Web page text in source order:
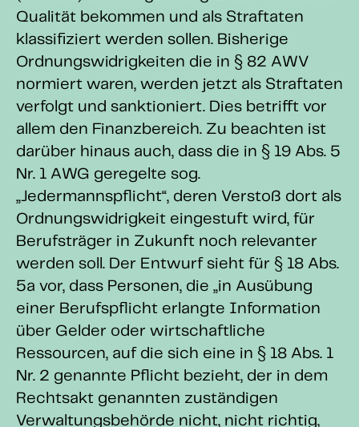
Qualität bekommen und als Straftaten
klassifiziert werden sollen. Bisherige
Ordnungswidrigkeiten die in § 82 AWV
normiert waren, werden jetzt als Straftaten
verfolgt und sanktioniert. Dies betrifft vor
allem den Finanzbereich. Zu beachten ist
darüber hinaus auch, dass die in § 19 Abs. 5
Nr. 1 AWG geregelte sog.
„Jedermannspflicht“, deren Verstoß dort als
Ordnungswidrigkeit eingestuft wird, für
Berufsträger in Zukunft noch relevanter
werden soll. Der Entwurf sieht für § 18 Abs.
5a vor, dass Personen, die „in Ausübung
einer Berufspflicht erlangte Information
über Gelder oder wirtschaftliche
Ressourcen, auf die sich eine in § 18 Abs. 1
Nr. 2 genannte Pflicht bezieht, der in dem
Rechtsakt genannten zuständigen
Verwaltungsbehörde nicht, nicht richtig,